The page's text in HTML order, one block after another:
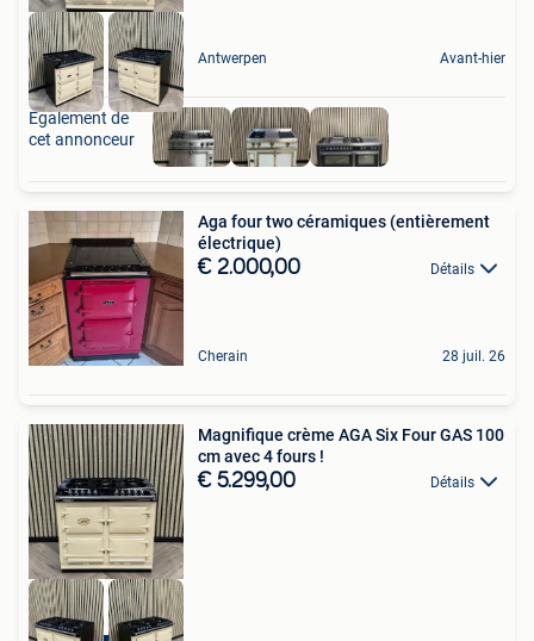
Antwerpen Avant-hier
Également de
cet annonceur
Aga four two céramiques (entièrement
électrique)
€ 2.000,00 Détails
Cherain 28 juil. 26
Magnifique crème AGA Six Four GAS 100
cm avec 4 fours !
€ 5.299,00 Détails